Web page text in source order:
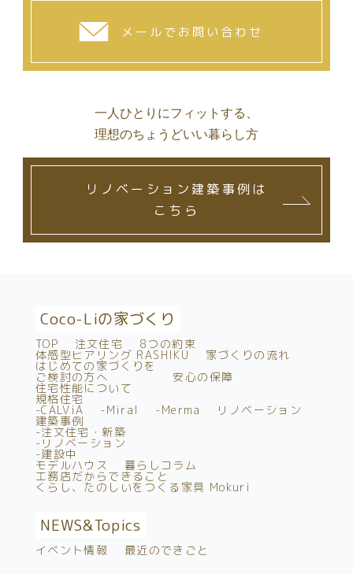
メールでお問い合わせ
一人ひとりにフィットする、
理想のちょうどいい暮らし方
リノベーション建築事例は
こちら
Coco-Liの家づくり
TOP 注文住宅 8つの約束
体感型ヒアリング RASHIKU 家づくりの流れ
はじめての家づくりを
ご検討の方へ 安心の保障
住宅性能について
規格住宅
-CALViA -Miral -Merma リノベーション
建築事例
-注文住宅・新築
-リノベーション
-建設中
モデルハウス 暮らしコラム
工務店だからできること
くらし、たのしいをつくる家具 Mokuri
NEWS&Topics
イベント情報 最近のできごと